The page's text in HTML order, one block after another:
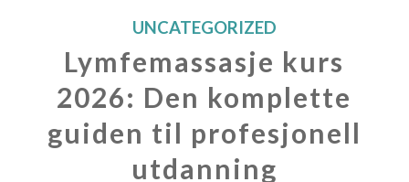
UNCATEGORIZED
Lymfemassasje kurs
2026: Den komplette
guiden til profesjonell
utdanning